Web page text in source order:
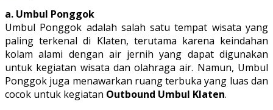
a. Umbul Ponggok
Umbul Ponggok adalah salah satu tempat wisata yang
paling terkenal di Klaten, terutama karena keindahan
kolam alami dengan air jernih yang dapat digunakan
untuk kegiatan wisata dan olahraga air. Namun, Umbul
Ponggok juga menawarkan ruang terbuka yang luas dan
cocok untuk kegiatan Outbound Umbul Klaten.